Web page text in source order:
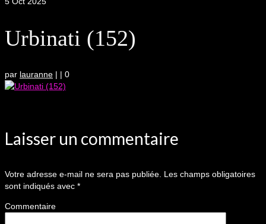
Urbinati (152)
par lauranne | | 0
Laisser un commentaire
Votre adresse e-mail ne sera pas publiée. Les champs obligatoires
sont indiqués avec *
Commentaire